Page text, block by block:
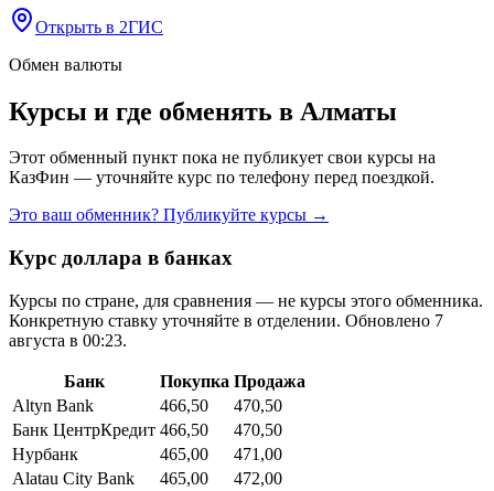
Открыть в 2ГИС
Обмен валюты
Курсы и где обменять в Алматы
Этот обменный пункт пока не публикует свои курсы на
КазФин — уточняйте курс по телефону перед поездкой.
Это ваш обменник? Публикуйте курсы →
Курс доллара в банках
Курсы по стране, для сравнения — не курсы этого обменника.
Конкретную ставку уточняйте в отделении. Обновлено 7
августа в 00:23.
Банк Покупка Продажа
Altyn Bank
466,50
470,50
Банк ЦентрКредит 466,50
470,50
Нурбанк
465,00
471,00
Alatau City Bank
465,00
472,00